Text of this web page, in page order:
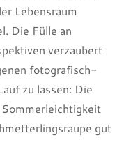
Lebensraum
Die Fülle an
verzaubert
fotografisch-
zu lassen: Die
gut